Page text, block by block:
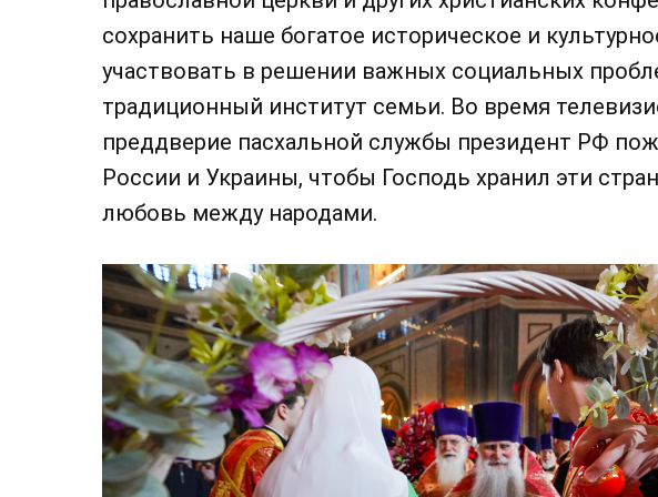
сохранить наше богатое историческое и
участвовать в решении важных социальных
традиционный институт семьи. Во время
преддверие пасхальной службы президент РФ
России и Украины, чтобы Господь хранил эти
любовь между народами.